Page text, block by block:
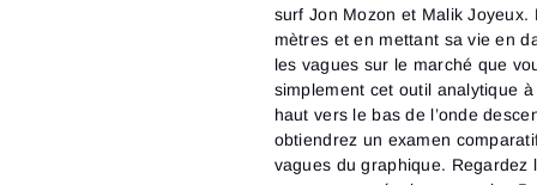
surf Jon Mozon et Malik
mètres et en mettant sa vie en
les vagues sur le marché que
simplement cet outil analytique
haut vers le bas de l’onde
obtiendrez un examen
vagues du graphique. Regardez